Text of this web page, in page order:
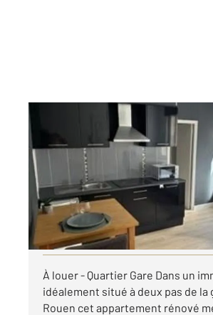
, 1 pièce
Ref : 8057
Appartement F1 à louer
430 €
par mois charges comprises
Visiter le site dédié
À louer - Quartier Gare Dans un
idéalement situé à deux pas de la
Rouen cet appartement rénové